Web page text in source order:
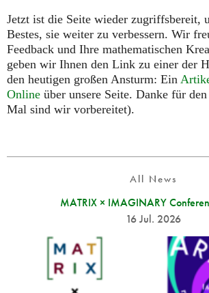
Jetzt ist die Seite wieder zugriffsbereit,
Bestes, sie weiter zu verbessern. Wir
Feedback und Ihre mathematischen
geben wir Ihnen den Link zu einer der
den heutigen großen Ansturm: Ein
Online über unsere Seite. Danke für
Mal sind wir vorbereitet).
All News
MATRIX × IMAGINARY
16 Jul. 2026